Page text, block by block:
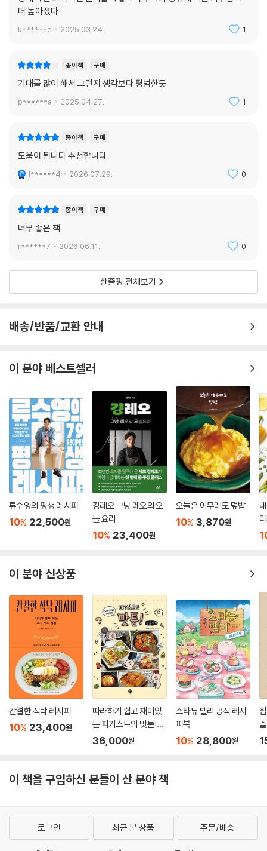
더 높아졌다.
k******e 2025.03.24. 1
종이책 구매
기대를 많이 해서 그런지 생각보다 평범한듯
p******a 2025.04.27. 1
종이책 구매
도움이 됩니다 추천합니다
l******4 2026.07.29. 0
종이책 구매
너무 좋은 책
r******7 2026.06.11. 0
한줄평 전체보기
배송/반품/교환 안내
이 분야 베스트셀러
류수영의 평생 레시피
10% 22,500원
걍레오 그냥 레오의 오
늘 요리
10% 23,400원
오늘은 아무래도 덮밥
10% 3,870원
이 분야 신상품
간결한 식탁 레시피
10% 23,400원
따라하기 쉽고 재미있
는 피기스트의 맛툰!
(큰글자책)
36,000원
스타듀 밸리 공식 레시
피북
10% 28,800원
이 책을 구입하신 분들이 산 분야 책
로그인 최근 본 상품 주문/배송